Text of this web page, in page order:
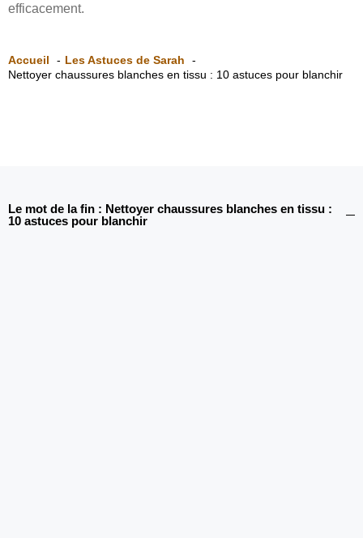
efficacement.
Accueil
Les Astuces de Sarah
Nettoyer chaussures blanches en tissu : 10 astuces pour blanchir
Le mot de la fin : Nettoyer chaussures blanches en tissu :
10 astuces pour blanchir